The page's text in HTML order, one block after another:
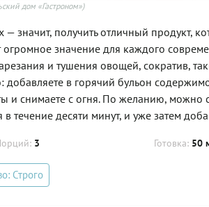
дом «Гастроном»)
— значит, получить отличный продукт,
огромное значение для каждого
и тушения овощей, сократив,
добавляете в горячий бульон
и снимаете с огня. По желанию,
в течение десяти минут, и уже затем
3 Готовка: 50
Строго